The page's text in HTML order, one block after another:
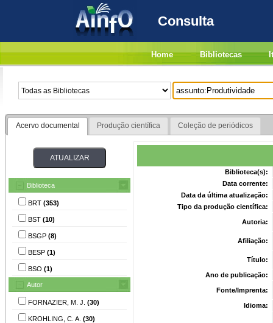
Consulta
Home Bibliotecas
Acervo documental Produção científica Coleção de periódicos
Biblioteca
BRT (353)
BST (10)
BSGP (8)
BESP (1)
BSO (1)
Autor
FORNAZIER, M. J. (30)
KROHLING, C. A. (30)
Biblioteca(s):
Data corrente:
Data da última atualização:
Tipo da produção científica:
Autoria:
Afiliação:
Título:
Ano de publicação:
Fonte/Imprenta:
Idioma: